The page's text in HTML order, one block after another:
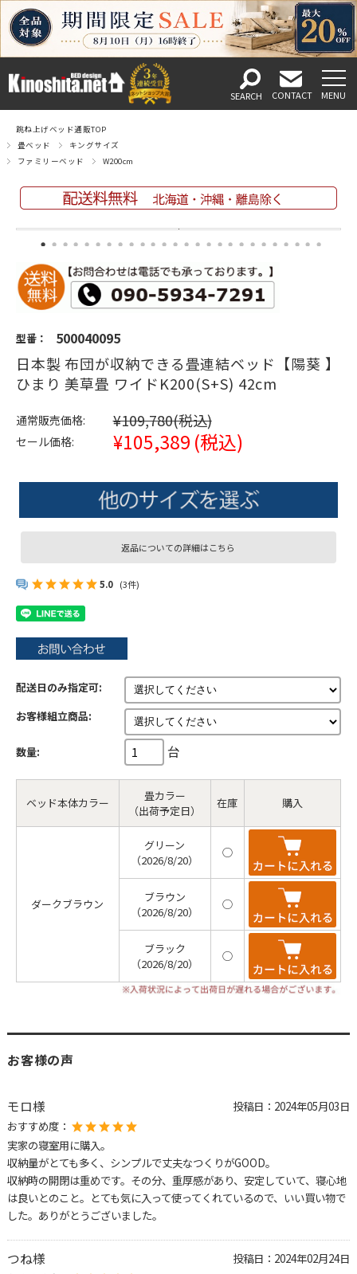
跳ね上げベッド通販TOP
畳ベッド
キングサイズ
ファミリーベッド
W200cm
型番： 500040095
日本製 布団が収納できる畳連結ベッド【陽葵 】
ひまり 美草畳 ワイドK200(S+S) 42cm
通常販売価格: ¥109,780(税込)
セール価格: ¥105,389 (税込)
返品についての詳細はこちら
5.0 (3件)
配送日のみ指定可:
お客様組立商品:
数量: 台
ベッド本体カラー
畳カラー
（出荷予定日）
在庫 購入
ダークブラウン
グリーン
（2026/8/20）
◯
ブラウン
（2026/8/20）
◯
ブラック
（2026/8/20）
◯
お客様の声
モロ様 投稿日： 2024年05月03日
おすすめ度：
実家の寝室用に購入。
収納量がとても多く、シンプルで丈夫なつくりがGOOD。
収納時の開閉は重めです。その分、重厚感があり、安定していて、寝心地
は良いとのこと。とても気に入って使ってくれているので、いい買い物で
した。ありがとうございました。
つね様 投稿日： 2024年02月24日